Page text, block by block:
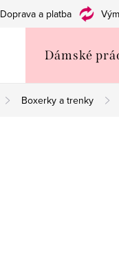
Doprava a platba
Dámské
Boxerky a trenky